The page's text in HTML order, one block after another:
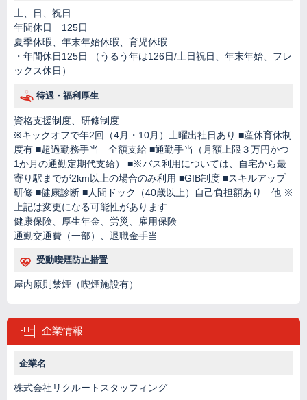
土、日、祝日
年間休日 125日
夏季休暇、年末年始休暇、育児休暇
・年間休日125日 （うるう年は126日/土日祝日、年末年始、フレ
ックス休日）
待遇・福利厚生
資格支援制度、研修制度
※キックオフで年2回（4月・10月）土曜出社日あり ■産休育休制
度有 ■超過勤務手当 全額支給 ■通勤手当（月額上限３万円かつ
1か月の通勤定期代支給） ■※バス利用については、自宅から最
寄り駅までが2km以上の場合のみ利用 ■GIB制度 ■スキルアップ
研修 ■健康診断 ■人間ドック（40歳以上）自己負担額あり 他 ※
上記は変更になる可能性があります
健康保険、厚生年金、労災、雇用保険
通勤交通費（一部）、退職金手当
受動喫煙防止措置
屋内原則禁煙（喫煙施設有）
企業情報
企業名
株式会社リクルートスタッフィング